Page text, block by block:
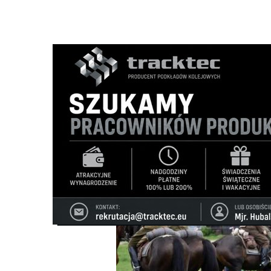
Ścieżka
nawigacyjna
Strona główna Wiadomości /Z życia miasta
W
Z ŻYCIA MIASTA 10/06/2026/ 0 Komentarzy
W weekend XXV Piknik Kawaleryjski